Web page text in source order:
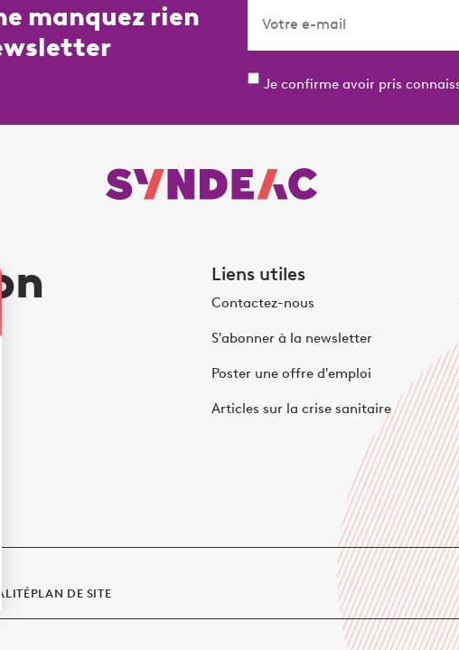
manquez rien
Je confirme avoir pris
Liens utiles
Contactez-nous
S'abonner à la newsletter
Poster une offre d'emploi
Articles sur la crise sanitaire
PLAN DE SITE